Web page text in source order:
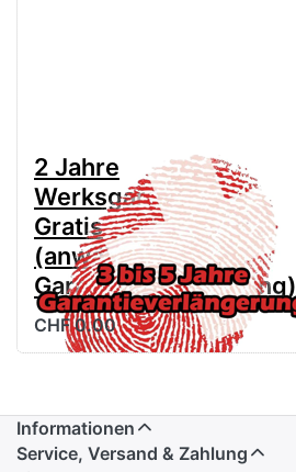
2 Jahre
Werksgarantie
Gratis
(anwählen für
Garantieverlängerung)
CHF 0.00
Informationen
Service, Versand & Zahlung